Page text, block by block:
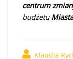
centrum
budżetu
Klaudia